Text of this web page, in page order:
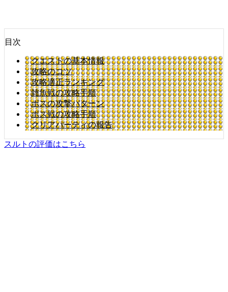
目次
クエストの基本情報
攻略のコツ
攻略適正ランキング
雑魚戦の攻略手順
ボスの攻撃パターン
ボス戦の攻略手順
クリアパーティの報告
スルトの評価はこちら